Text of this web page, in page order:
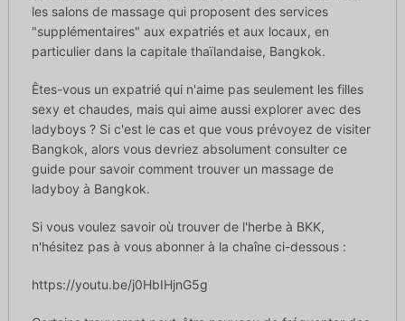
les salons de massage qui proposent des services
"supplémentaires" aux expatriés et aux locaux, en
particulier dans la capitale thaïlandaise, Bangkok.
Êtes-vous un expatrié qui n'aime pas seulement les filles
sexy et chaudes, mais qui aime aussi explorer avec des
ladyboys ? Si c'est le cas et que vous prévoyez de visiter
Bangkok, alors vous devriez absolument consulter ce
guide pour savoir comment trouver un massage de
ladyboy à Bangkok.
Si vous voulez savoir où trouver de l'herbe à BKK,
n'hésitez pas à vous abonner à la chaîne ci-dessous :
https://youtu.be/j0HbIHjnG5g